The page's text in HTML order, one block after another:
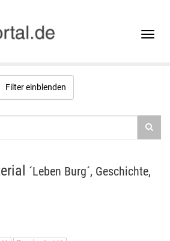
Toggle
Filter einblenden
´Leben Burg´, Geschichte,